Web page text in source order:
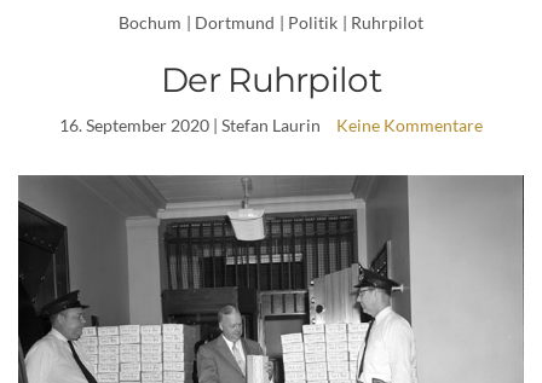
Bochum | Dortmund | Politik | Ruhrpilot
Der Ruhrpilot
16. September 2020 | Stefan Laurin Keine Kommentare